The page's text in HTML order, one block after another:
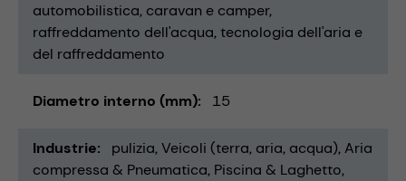
automobilistica caravan e camper
raffreddamento dell'acqua tecnologia dell'aria e
del raffreddamento
Diametro interno (mm) 15
Industrie pulizia Veicoli (terra, aria, acqua) Aria
compressa & Pneumatica Piscina & Laghetto